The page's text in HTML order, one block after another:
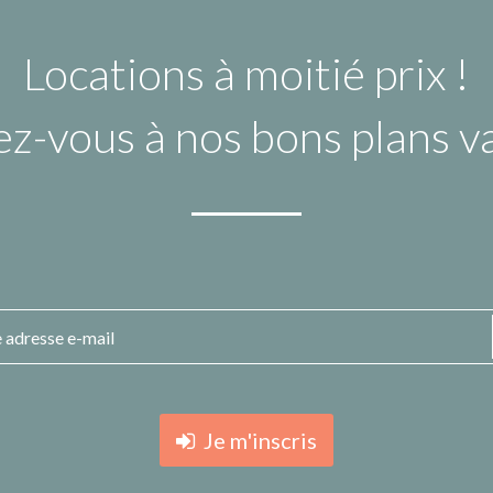
Locations à moitié prix !
vous à nos bons plans
Je m'inscris